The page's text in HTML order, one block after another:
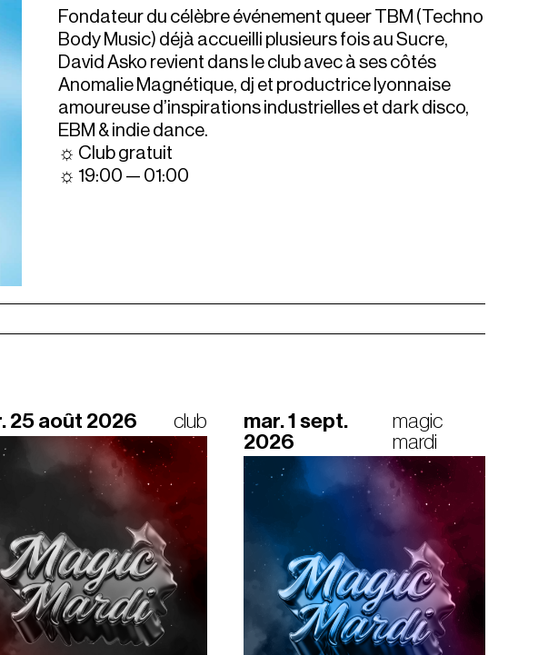
Fondateur du célèbre événement queer TBM (Techno
Body Music) déjà accueilli plusieurs fois au Sucre,
David Asko revient dans le club avec à ses côtés
Anomalie Magnétique, dj et productrice lyonnaise
amoureuse d’inspirations industrielles et dark disco,
EBM & indie dance.
☼ Club gratuit
☼ 19:00 — 01:00
25 août 2026 club
mar. 1 sept.
2026
magic
mardi